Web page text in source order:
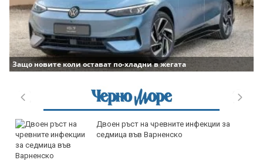
Защо новите коли остават по-хладни в жегата
дава под наем, Двустаен апартамент, 65
m2 София, Младост 4, 550 EUR